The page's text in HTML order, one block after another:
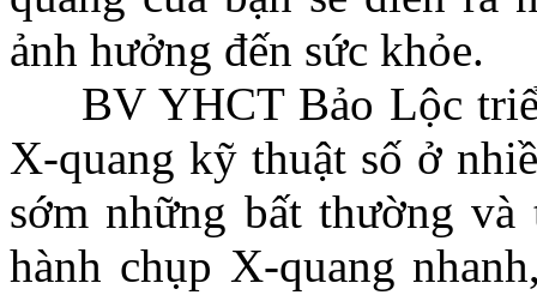
ảnh hưởng đến sức khỏe.
BV YHCT Bảo Lộc
X-quang kỹ thuật số ở
sớm những bất thường
hành chụp X-quang